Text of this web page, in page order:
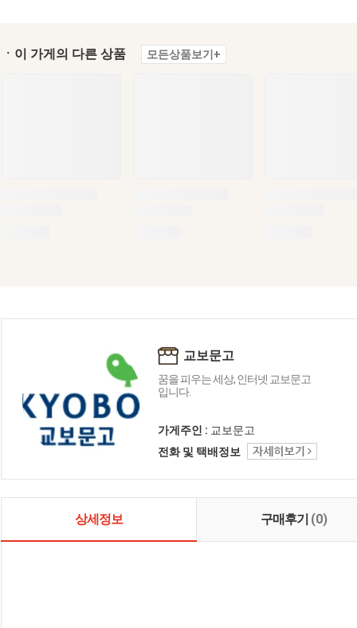
ㆍ이 가게의 다른 상품 모든상품보기+
교보문고
꿈을 피우는 세상, 인터넷 교보문고
입니다.
가게주인 : 교보문고
전화 및 택배정보
상세정보 구매후기 (0)